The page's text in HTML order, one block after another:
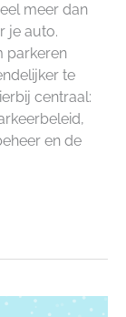
meer dan
je auto.
parkeren
te
centraal:
en de